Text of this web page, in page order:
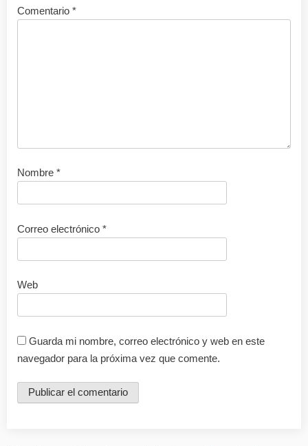
Comentario *
Nombre *
Correo electrónico *
Web
Guarda mi nombre, correo electrónico y web en este
navegador para la próxima vez que comente.